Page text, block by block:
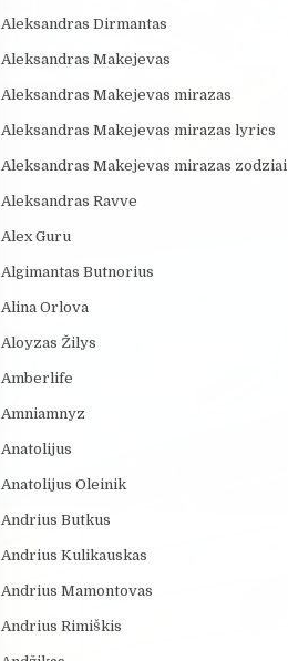
Aleksandras Dirmantas
Aleksandras Makejevas
Aleksandras Makejevas mirazas
Aleksandras Makejevas mirazas lyrics
Aleksandras Makejevas mirazas zodziai
Aleksandras Ravve
Alex Guru
Algimantas Butnorius
Alina Orlova
Aloyzas Žilys
Amberlife
Amniamnyz
Anatolijus
Anatolijus Oleinik
Andrius Butkus
Andrius Kulikauskas
Andrius Mamontovas
Andrius Rimiškis